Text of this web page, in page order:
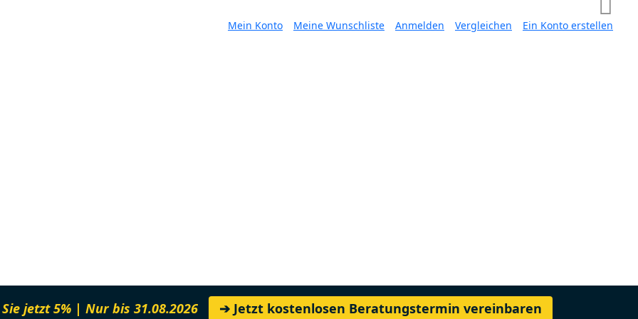
Mein Konto Meine Wunschliste Anmelden Vergleichen Ein Konto erstellen
jetzt 5% | Nur bis 31.08.2026 ➔ Jetzt kostenlosen Beratungstermin vereinbaren